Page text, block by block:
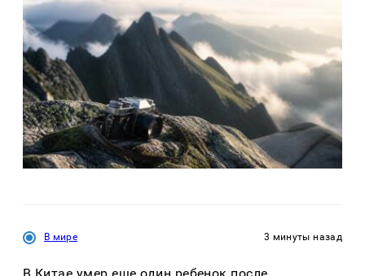
В мире 3 минуты назад